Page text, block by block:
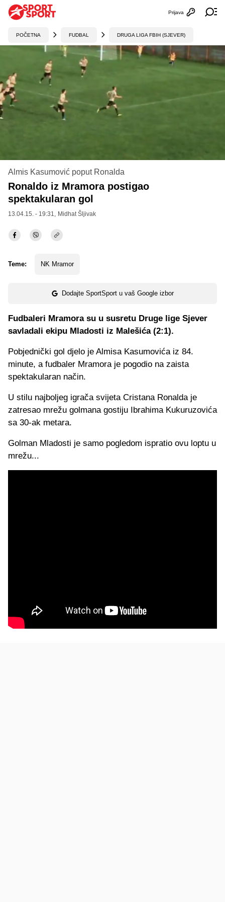
Otvori
Prijava
POČETNA FUDBAL DRUGA LIGA FBIH (SJEVER)
Almis Kasumović poput Ronalda
Ronaldo iz Mramora postigao
spektakularan gol
13.04.15. - 19:31, Midhat Šljivak
Teme: NK Mramor
Dodajte SportSport u vaš Google izbor
Fudbaleri Mramora su u susretu Druge lige Sjever
savladali ekipu Mladosti iz Malešića (2:1).
Pobjednički gol djelo je Almisa Kasumovića iz 84.
minute, a fudbaler Mramora je pogodio na zaista
spektakularan način.
U stilu najboljeg igrača svijeta Cristana Ronalda je
zatresao mrežu golmana gostiju Ibrahima Kukuruzovića
sa 30-ak metara.
Golman Mladosti je samo pogledom ispratio ovu loptu u
mrežu...